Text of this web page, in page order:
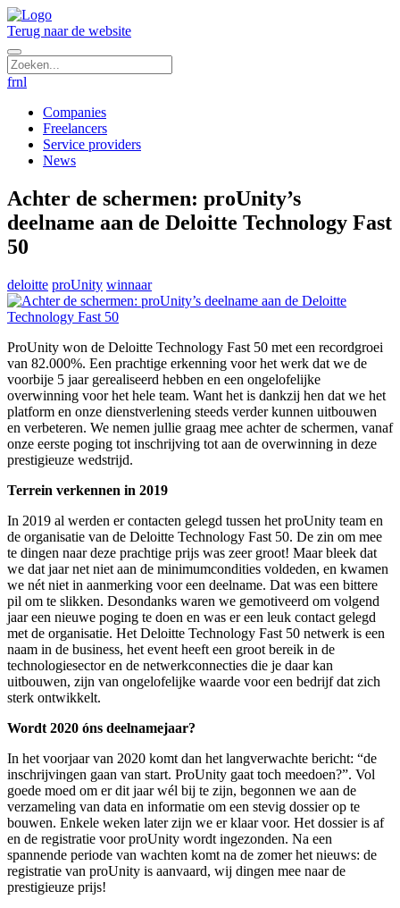
Terug naar de website
frnl
Companies
Freelancers
Service providers
News
Achter de schermen: proUnity’s
deelname aan de Deloitte Technology Fast
50
deloitte proUnity winnaar
ProUnity won de Deloitte Technology Fast 50 met een recordgroei
van 82.000%. Een prachtige erkenning voor het werk dat we de
voorbije 5 jaar gerealiseerd hebben en een ongelofelijke
overwinning voor het hele team. Want het is dankzij hen dat we het
platform en onze dienstverlening steeds verder kunnen uitbouwen
en verbeteren. We nemen jullie graag mee achter de schermen, vanaf
onze eerste poging tot inschrijving tot aan de overwinning in deze
prestigieuze wedstrijd.
Terrein verkennen in 2019
In 2019 al werden er contacten gelegd tussen het proUnity team en
de organisatie van de Deloitte Technology Fast 50. De zin om mee
te dingen naar deze prachtige prijs was zeer groot! Maar bleek dat
we dat jaar net niet aan de minimumcondities voldeden, en kwamen
we nét niet in aanmerking voor een deelname. Dat was een bittere
pil om te slikken. Desondanks waren we gemotiveerd om volgend
jaar een nieuwe poging te doen en was er een leuk contact gelegd
met de organisatie. Het Deloitte Technology Fast 50 netwerk is een
naam in de business, het event heeft een groot bereik in de
technologiesector en de netwerkconnecties die je daar kan
uitbouwen, zijn van ongelofelijke waarde voor een bedrijf dat zich
sterk ontwikkelt.
Wordt 2020 óns deelnamejaar?
In het voorjaar van 2020 komt dan het langverwachte bericht: “de
inschrijvingen gaan van start. ProUnity gaat toch meedoen?”. Vol
goede moed om er dit jaar wél bij te zijn, begonnen we aan de
verzameling van data en informatie om een stevig dossier op te
bouwen. Enkele weken later zijn we er klaar voor. Het dossier is af
en de registratie voor proUnity wordt ingezonden. Na een
spannende periode van wachten komt na de zomer het nieuws: de
registratie van proUnity is aanvaard, wij dingen mee naar de
prestigieuze prijs!